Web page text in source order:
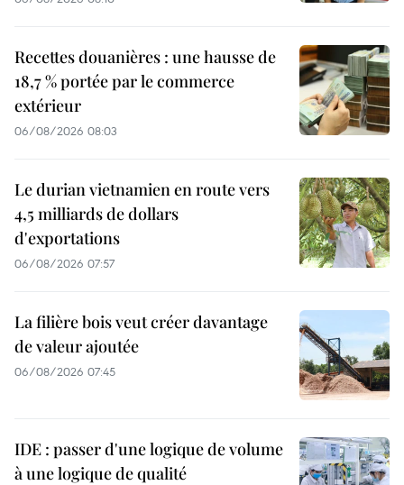
Recettes douanières : une hausse de
18,7 % portée par le commerce
extérieur
06/08/2026 08:03
Le durian vietnamien en route vers
4,5 milliards de dollars
d'exportations
06/08/2026 07:57
La filière bois veut créer davantage
de valeur ajoutée
06/08/2026 07:45
IDE : passer d'une logique de volume
à une logique de qualité